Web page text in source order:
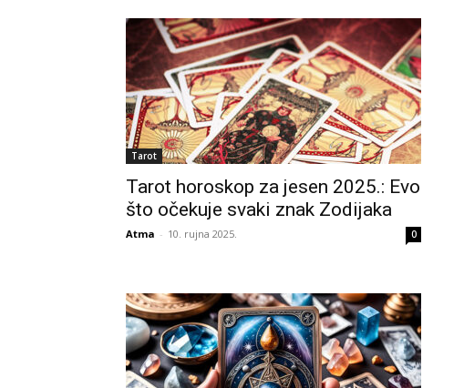
Tarot
Tarot horoskop za jesen 2025.: Evo
što očekuje svaki znak Zodijaka
Atma - 10. rujna 2025. 0